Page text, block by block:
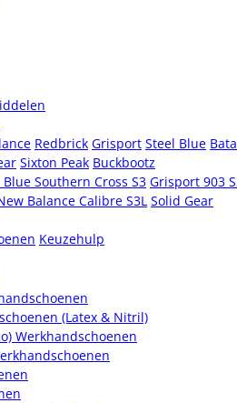
Redbrick Grisport Steel Blue Bata
Sixton Peak Buckbootz
Blue Southern Cross S3 Grisport 903
Balance Calibre S3L Solid Gear
Keuzehulp
(Latex & Nitril)
Werkhandschoenen